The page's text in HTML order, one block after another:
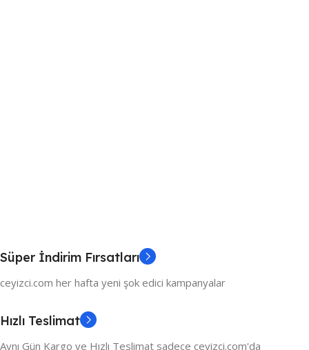
Süper İndirim Fırsatları
ceyizci.com her hafta yeni şok edici kampanyalar
Hızlı Teslimat
Aynı Gün Kargo ve Hızlı Teslimat sadece ceyizci.com'da